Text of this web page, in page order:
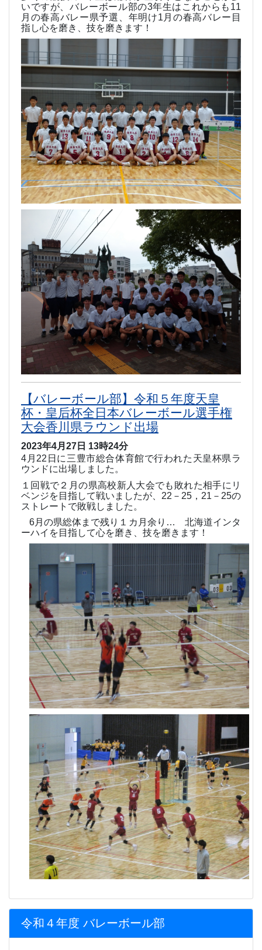
いですが、バレーボール部の3年生はこれからも 11
月の春高バレー県予選、年明け1 月の春高バレー目
指し心を磨き、技を磨きます！
【バレーボール部】令和５年度天皇
杯・皇后杯全日本バレーボール選手権
大会香川県ラウンド出場
2023年4月27日 13時24分
4 月 22 日に三豊市総合体育館で行われた天皇杯県ラ
ウンドに出場しました。
１回戦で２月の県高校新人大会でも敗れた相手にリ
ベンジを目指して戦いましたが、 22 － 25 ， 21 － 25の
ストレートで敗戦しました。
6月の県総体まで残り１カ月余り… 北海道インタ
ーハイを目指して心を磨き、技を磨きます！
令和４年度 バレーボール部